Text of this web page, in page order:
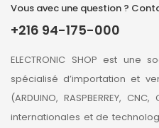
Vous avec une question ?
+216 94-175-000
ELECTRONIC SHOP est une
spécialisé d’importation et
(ARDUINO, RASPBERREY,
internationales et de